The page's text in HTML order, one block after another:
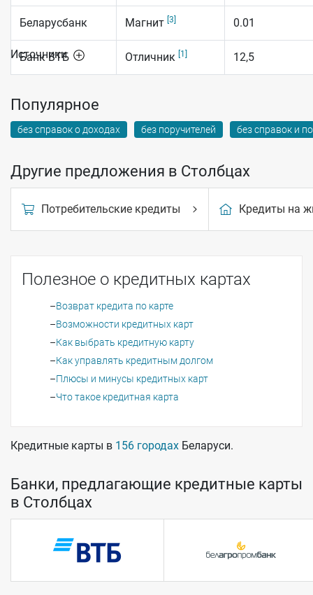
Беларусбанк Магнит [3] 0.01
Банк ВТБ Отличник [1] 12,5
Источники
Популярное
без справок о доходах без поручителей без справок и
Другие предложения в Столбцах
Потребительские кредиты Кредиты на
Полезное о кредитных картах
Возврат кредита по карте
Возможности кредитных карт
Как выбрать кредитную карту
Как управлять кредитным долгом
Плюсы и минусы кредитных карт
Что такое кредитная карта
Кредитные карты в 156 городах Беларуси.
Банки, предлагающие кредитные карты
в Столбцах